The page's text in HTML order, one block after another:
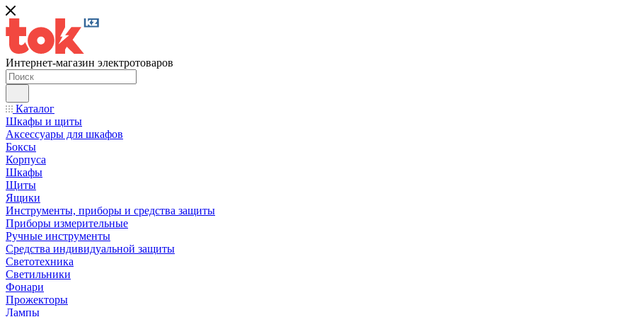
Интернет-магазин электротоваров
Каталог
Шкафы и щиты
Аксессуары для шкафов
Боксы
Корпуса
Шкафы
Щиты
Ящики
Инструменты, приборы и средства защиты
Приборы измерительные
Ручные инструменты
Средства индивидуальной защиты
Светотехника
Светильники
Фонари
Прожекторы
Лампы